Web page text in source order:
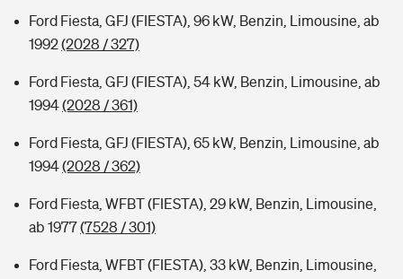
Ford Fiesta, GFJ (FIESTA), 96 kW, Benzin, Limousine, ab
1992(2028 / 327)
Ford Fiesta, GFJ (FIESTA), 54 kW, Benzin, Limousine, ab
1994(2028 / 361)
Ford Fiesta, GFJ (FIESTA), 65 kW, Benzin, Limousine, ab
1994(2028 / 362)
Ford Fiesta, WFBT (FIESTA), 29 kW, Benzin, Limousine,
ab 1977(7528 / 301)
Ford Fiesta, WFBT (FIESTA), 33 kW, Benzin, Limousine,